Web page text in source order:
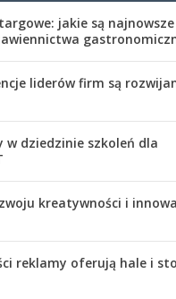
jakie są
liderów firm są
w dziedzinie szkoleń dla
kreatywności i
reklamy oferują hale i